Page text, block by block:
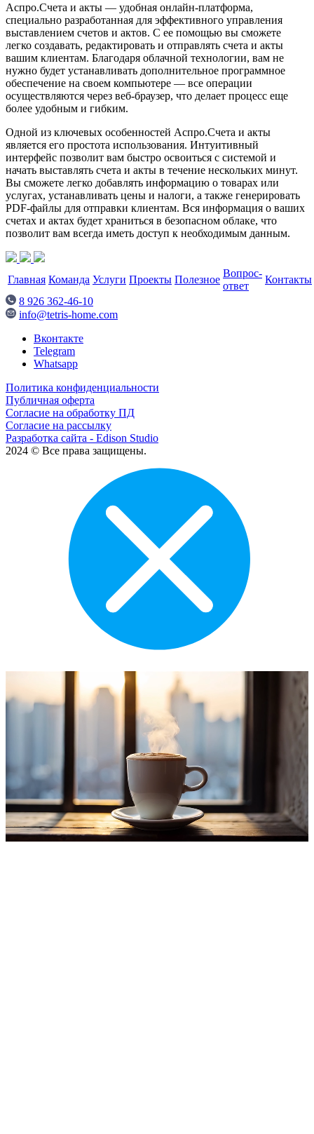
Аспро.Счета и акты — удобная онлайн-платформа,
специально разработанная для эффективного управления
выставлением счетов и актов. С ее помощью вы сможете
легко создавать, редактировать и отправлять счета и акты
вашим клиентам. Благодаря облачной технологии, вам не
нужно будет устанавливать дополнительное программное
обеспечение на своем компьютере — все операции
осуществляются через веб-браузер, что делает процесс еще
более удобным и гибким.
Одной из ключевых особенностей Аспро.Счета и акты
является его простота использования. Интуитивный
интерфейс позволит вам быстро освоиться с системой и
начать выставлять счета и акты в течение нескольких минут.
Вы сможете легко добавлять информацию о товарах или
услугах, устанавливать цены и налоги, а также генерировать
PDF-файлы для отправки клиентам. Вся информация о ваших
счетах и актах будет храниться в безопасном облаке, что
позволит вам всегда иметь доступ к необходимым данным.
Главная Команда Услуги Проекты Полезное
Вопрос-
ответ
Контакты
8 926 362-46-10
info@tetris-home.com
Вконтакте
Telegram
Whatsapp
Политика конфиденциальности
Публичная оферта
Согласие на обработку ПД
Согласие на рассылку
Разработка сайта - Edison Studio
2024 © Все права защищены.